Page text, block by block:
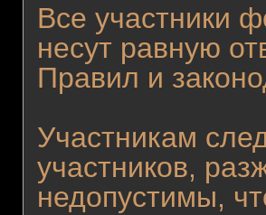
Все участники
несут равную
Правил и
Участникам
участников,
недопустимы,